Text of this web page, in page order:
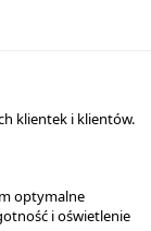
klientek i klientów.
optymalne
i oświetlenie